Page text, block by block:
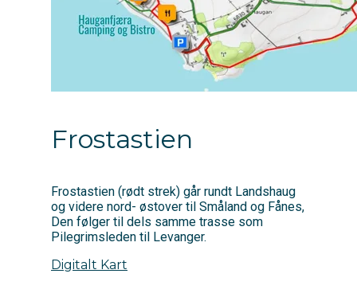
Frostastien
Frostastien (rødt strek) går rundt Landshaug
og videre nord- østover til Småland og Fånes,
Den følger til dels samme trasse som
Pilegrimsleden til Levanger.
Digitalt Kart